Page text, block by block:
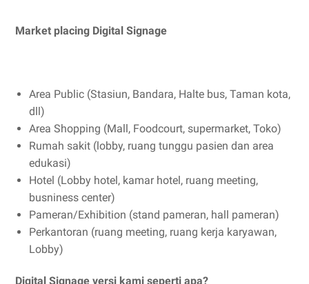
Market placing Digital Signage
Area Public (Stasiun, Bandara, Halte bus, Taman kota,
dll)
Area Shopping (Mall, Foodcourt, supermarket, Toko)
Rumah sakit (lobby, ruang tunggu pasien dan area
edukasi)
Hotel (Lobby hotel, kamar hotel, ruang meeting,
busniness center)
Pameran/Exhibition (stand pameran, hall pameran)
Perkantoran (ruang meeting, ruang kerja karyawan,
Lobby)
Digital Signage versi kami seperti apa?